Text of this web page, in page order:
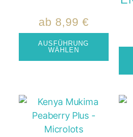
ab 8,99 €
AUSFÜHRUNG
WÄHLEN